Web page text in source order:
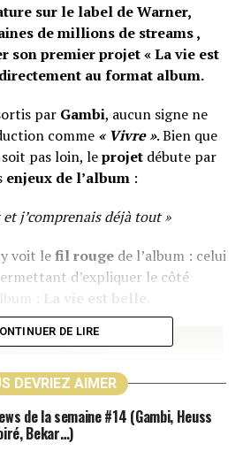
sur le label de Warner,
de millions de streams ,
son premier projet « La vie est
au format album.
par Gambi, aucun signe ne
comme « Vivre ». Bien que
pas loin, leprojetdébute par
enjeux de l’album:
et j’comprenais déjà tout »
voit lefil rougede l’album : celui
d’expliquer le côté
:
DE LIRE
DEVRIEZ AIMER
de la semaine #14 (Gambi, Heuss
Bekar…)